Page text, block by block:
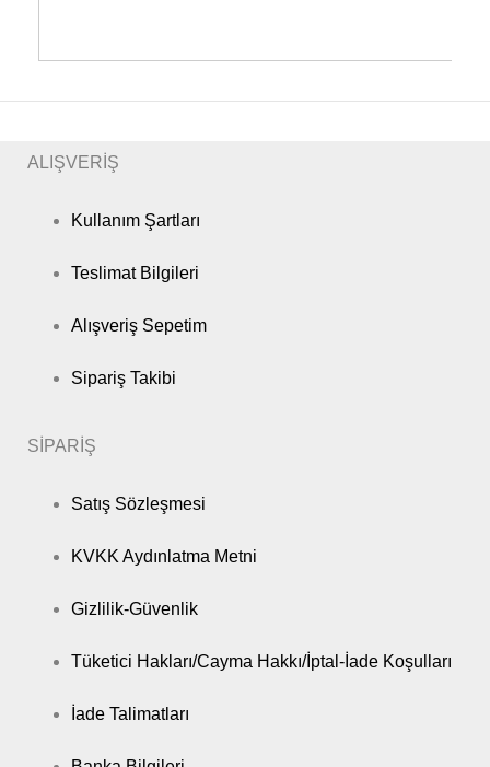
ALIŞVERİŞ
Kullanım Şartları
Teslimat Bilgileri
Alışveriş Sepetim
Sipariş Takibi
SİPARİŞ
Satış Sözleşmesi
KVKK Aydınlatma Metni
Gizlilik-Güvenlik
Tüketici Hakları/Cayma Hakkı/İptal-İade Koşulları
İade Talimatları